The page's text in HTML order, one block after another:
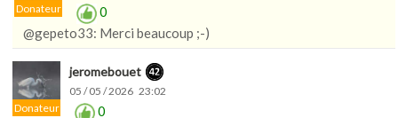
Donateur
0
@gepeto33: Merci beaucoup ;-)
Donateur
jeromebouet
05 / 05 / 2026 23:02
0